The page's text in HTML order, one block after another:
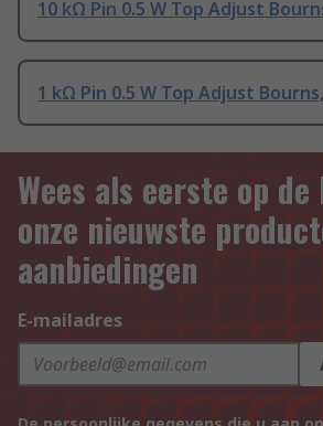
10 kΩ Pin 0.5 W Top Adjust
1 kΩ Pin 0.5 W Top Adjust
Wees als eerste op
onze nieuwste
aanbiedingen
E-mailadres